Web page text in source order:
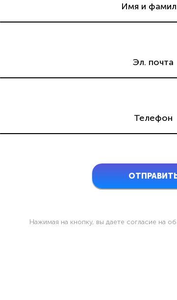
Нажимая на кнопку, вы даете согласие на